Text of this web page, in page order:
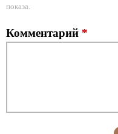
показа.
Комментарий *